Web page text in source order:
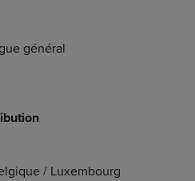
général
/ Luxembourg